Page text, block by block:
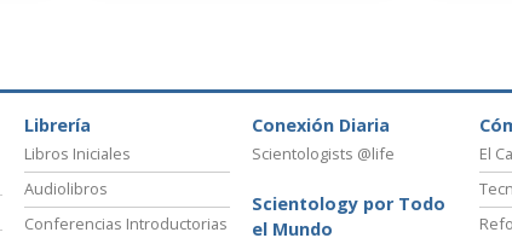
Librería
Libros Iniciales
Audiolibros
Conferencias Introductorias
Conexión Diaria
Scientologists @life
Scientology por Todo
el Mundo
El